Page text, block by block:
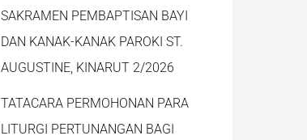
SAKRAMEN PEMBAPTISAN BAYI
DAN KANAK-KANAK PAROKI ST.
AUGUSTINE, KINARUT 2/2026
TATACARA PERMOHONAN PARA
LITURGI PERTUNANGAN BAGI